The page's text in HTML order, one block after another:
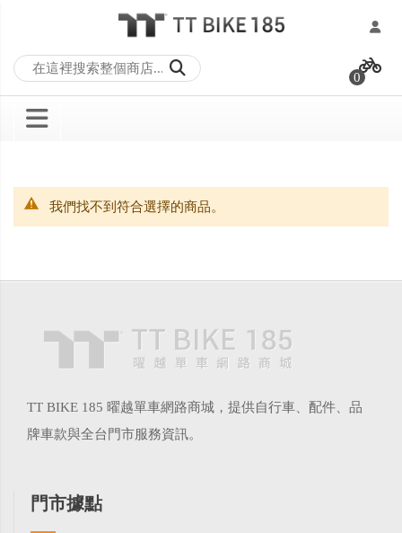
0
我們找不到符合選擇的商品。
TT BIKE 185 曜越單車網路商城，提供自行車、配件、品
牌車款與全台門市服務資訊。
門市據點